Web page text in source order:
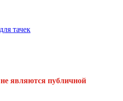
тачек
являются публичной